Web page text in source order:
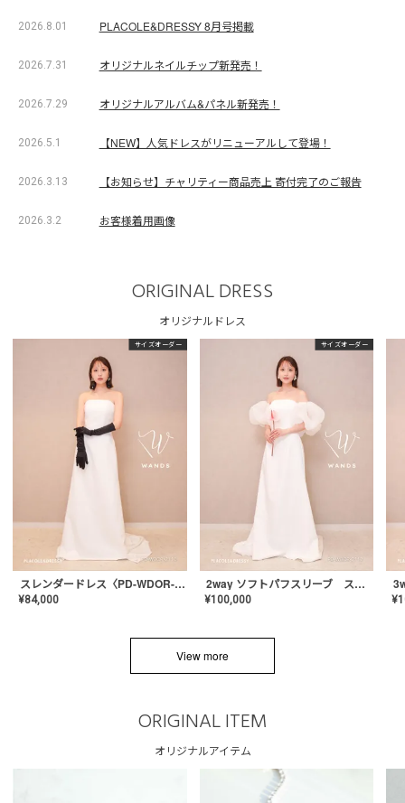
2026.8.01 PLACOLE&DRESSY 8月号掲載
2026.7.31 オリジナルネイルチップ新発売！
2026.7.29 オリジナルアルバム&パネル新発売！
2026.5.1 【NEW】人気ドレスがリニューアルして登場！
2026.3.13 【お知らせ】チャリティー商品売上 寄付完了のご報告
2026.3.2 お客様着用画像
ORIGINAL DRESS
オリジナルドレス
サイズオーダー
スレンダードレス〈PD-WDOR-2110〉
¥84,000
サイズオーダー
2way ソフトパフスリーブ スレンダードレス〈PD-WDOR-2112〉
¥100,000 ¥
View more
ORIGINAL ITEM
オリジナルアイテム